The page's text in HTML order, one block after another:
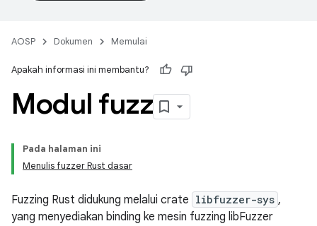
AOSP Dokumen Memulai
Apakah informasi ini membantu?
Modul fuzz
Pada halaman ini
Menulis fuzzer Rust dasar
Fuzzing Rust didukung melalui crate libfuzzer-sys ,
yang menyediakan binding ke mesin fuzzing libFuzzer